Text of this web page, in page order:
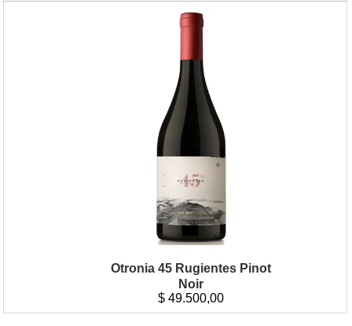
Otronia 45 Rugientes Pinot
Noir
$ 49.500,00